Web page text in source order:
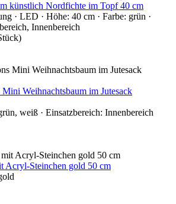
künstlich Nordfichte im Topf 40 cm
· LED · Höhe: 40 cm · Farbe: grün ·
Innenbereich
Weihnachtsbaum im Jutesack
weiß · Einsatzbereich: Innenbereich
Acryl-Steinchen gold 50 cm